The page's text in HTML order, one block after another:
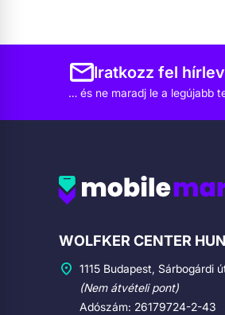
Iratkozz fel
… és ne maradj le a legújabb
Cégadatok
WOLFKER CENTER
1115 Budapest, Sárbogárdi
(Nem átvételi pont)
Adószám: 26179724-2-43